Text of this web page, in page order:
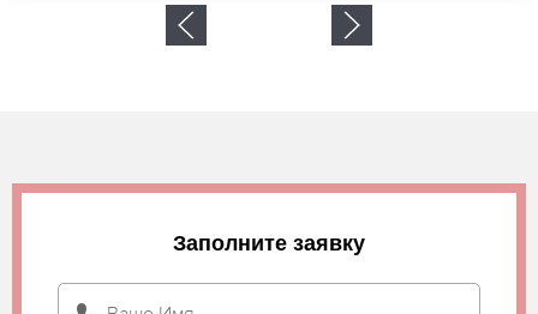
Заполните заявку